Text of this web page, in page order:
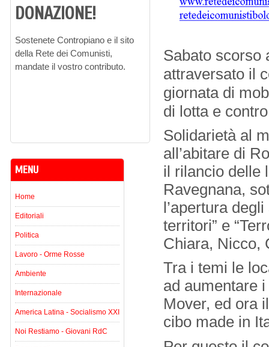
Sabato scorso
attraversato il
giornata di
di lotta e
Solidarietà al
all’abitare di
il rilancio delle
Ravegnana,
l’apertura
territori” e
Chiara, Nicco,
Tra i temi le
ad aumentare
Mover, ed ora
cibo made in
DONAZIONE!
Sostenete Contropiano e il sito
della Rete dei Comunisti,
mandate il vostro contributo.
MENU
Home
Editoriali
Politica
Lavoro - Orme Rosse
Ambiente
Internazionale
America Latina - Socialismo XXI
Noi Restiamo - Giovani RdC